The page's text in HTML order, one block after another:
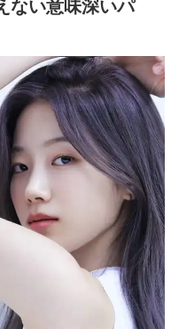
ない意味深いパ